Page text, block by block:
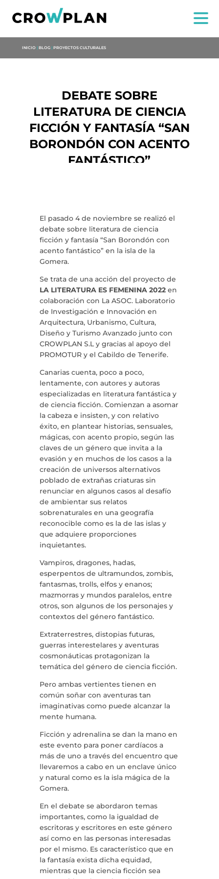
PROJECTS
BLOG
CONTACT
LA NEUROLITERATURA ENTRA
EN NUESTROS OBJETIVOS
por Digital
by Dulce Xerach
info@crowplan.com
922 28 00 28
INICIO | BLOG | PROYECTOS CULTURALES
DEBATE SOBRE
LITERATURA DE CIENCIA
FICCIÓN Y FANTASÍA “SAN
BORONDÓN CON ACENTO
FANTÁSTICO”
El pasado 4 de noviembre se realizó el
debate sobre literatura de ciencia
ficción y fantasía “San Borondón con
acento fantástico” en la isla de la
Gomera.
Se trata de una acción del proyecto de
LA LITERATURA ES FEMENINA 2022en
colaboración con La ASOC. Laboratorio
de Investigación e Innovación en
Arquitectura, Urbanismo, Cultura,
Diseño y Turismo Avanzado junto con
CROWPLAN S.L y gracias al apoyo del
PROMOTUR y el Cabildo de Tenerife.
Canarias cuenta, poco a poco,
lentamente, con autores y autoras
especializadas en literatura fantástica y
de ciencia ficción. Comienzan a asomar
la cabeza e insisten, y con relativo
éxito, en plantear historias, sensuales,
mágicas, con acento propio, según las
claves de un género que invita a la
evasión y en muchos de los casos a la
creación de universos alternativos
poblado de extrañas criaturas sin
renunciar en algunos casos al desafío
de ambientar sus relatos
sobrenaturales en una geografía
reconocible como es la de las islas y
que adquiere proporciones
inquietantes.
Vampiros, dragones, hadas,
esperpentos de ultramundos, zombis,
fantasmas, trolls, elfos y enanos;
mazmorras y mundos paralelos, entre
otros, son algunos de los personajes y
contextos del género fantástico.
Extraterrestres, distopias futuras,
guerras interestelares y aventuras
cosmonáuticas protagonizan la
temática del género de ciencia ficción.
Pero ambas vertientes tienen en
común soñar con aventuras tan
imaginativas como puede alcanzar la
mente humana.
Ficción y adrenalina se dan la mano en
este evento para poner cardíacos a
más de uno a través del encuentro que
llevaremos a cabo en un enclave único
y natural como es la isla mágica de la
Gomera.
En el debate se abordaron temas
importantes, como la igualdad de
escritoras y escritores en este género
así como en las personas interesadas
por el mismo. Es característico que en
la fantasía exista dicha equidad,
mientras que la ciencia ficción sea